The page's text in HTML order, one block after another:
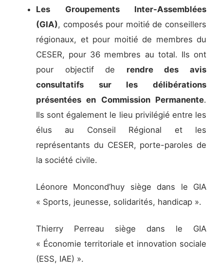
Les Groupements Inter-Assemblées
(GIA), composés pour moitié de conseillers
régionaux, et pour moitié de membres du
CESER, pour 36 membres au total. Ils ont
pour objectif de rendre des avis
consultatifs sur les délibérations
présentées en Commission Permanente.
Ils sont également le lieu privilégié entre les
élus au Conseil Régional et les
représentants du CESER, porte-paroles de
la société civile.
Léonore Moncond’huy siège dans le GIA
« Sports, jeunesse, solidarités, handicap ».
Thierry Perreau siège dans le GIA
« Économie territoriale et innovation sociale
(ESS, IAE) ».